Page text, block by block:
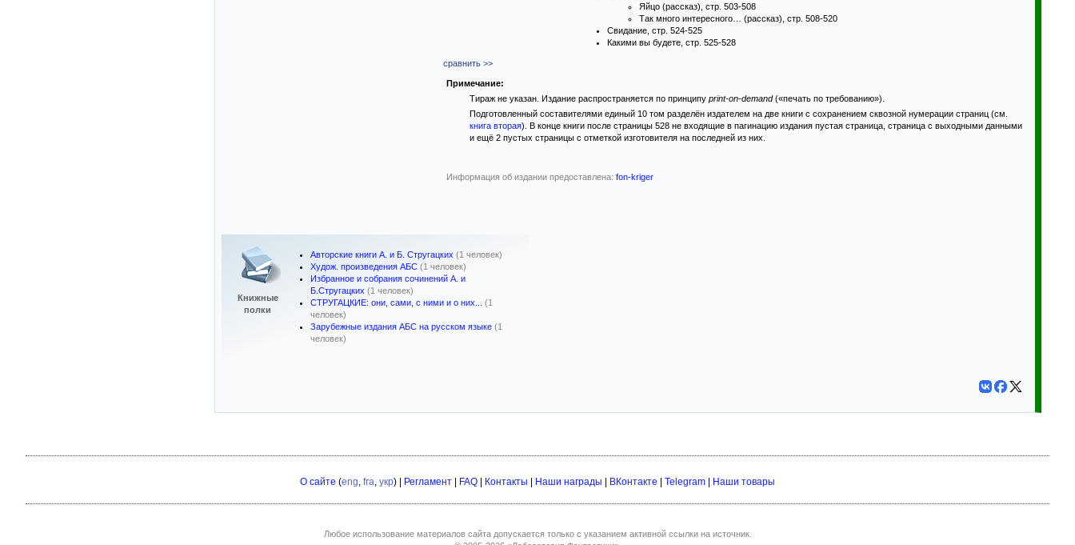
Яйцо (рассказ), стр. 503-508
Так много интересного… (рассказ), стр. 508-520
Свидание, стр. 524-525
Какими вы будете, стр. 525-528
сравнить >>
Примечание:
Тираж не указан. Издание распространяется по принципу print-on-demand(«печать по требованию»).
Подготовленный составителями единый 10 том разделён издателем на две книги с сохранением сквозной нумерации страниц (см.
книга вторая). В конце книги после страницы 528 не входящие в пагинацию издания пустая страница, страница с выходными данными
и ещё 2 пустых страницы с отметкой изготовителя на последней из них.
Информация об издании предоставлена: fon-kriger
Книжные
полки
Авторские книги А. и Б. Стругацких (1 человек)
Худож. произведения АБС (1 человек)
Избранное и собрания сочинений А. и
Б.Стругацких (1 человек)
СТРУГАЦКИЕ: они, сами, с ними и о них...
(1
человек)
Зарубежные издания АБС на русском языке (1
человек)
О сайте (eng, fra, укр) | Регламент FAQ Контакты Наши награды ВКонтакте Telegram Наши товары
Любое использование материалов сайта допускается только с указанием активной ссылки на источник.